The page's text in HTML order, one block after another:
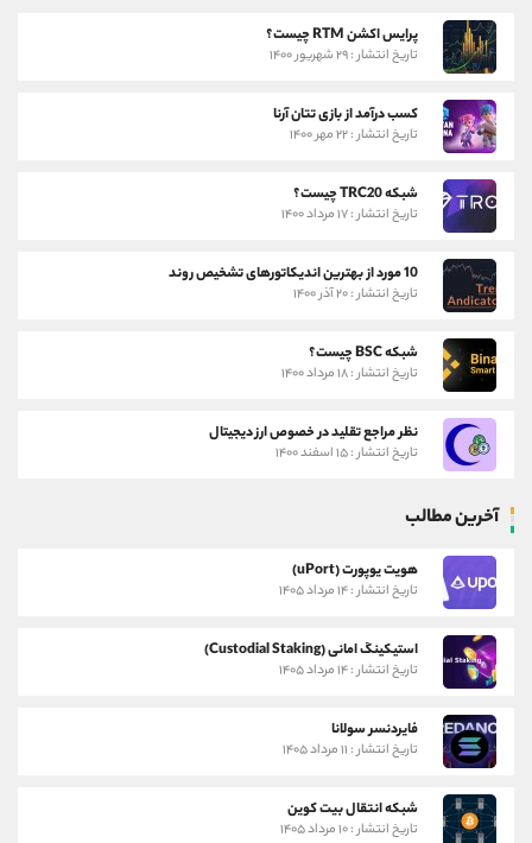
پرایس اکشن RTM چیست؟
تاریخ انتشار : ۲۹ شهریور ۱۴۰۰
کسب درآمد از بازی تتان آرنا
تاریخ انتشار : ۲۲ مهر ۱۴۰۰
شبکه TRC20 چیست؟
تاریخ انتشار : ۱۷ مرداد ۱۴۰۰
10 مورد از بهترین اندیکاتورهای تشخیص روند
تاریخ انتشار : ۲۰ آذر ۱۴۰۰
شبکه BSC چیست؟
تاریخ انتشار : ۱۸ مرداد ۱۴۰۰
نظر مراجع تقلید در خصوص ارز دیجیتال
تاریخ انتشار : ۱۵ اسفند ۱۴۰۰
آخرین مطالب
هویت یوپورت (uPort)
تاریخ انتشار : ۱۴ مرداد ۱۴۰۵
استیکینگ امانی (Custodial Staking)
تاریخ انتشار : ۱۴ مرداد ۱۴۰۵
فایردنسر سولانا
تاریخ انتشار : ۱۱ مرداد ۱۴۰۵
شبکه انتقال بیت کوین
تاریخ انتشار : ۱۰ مرداد ۱۴۰۵